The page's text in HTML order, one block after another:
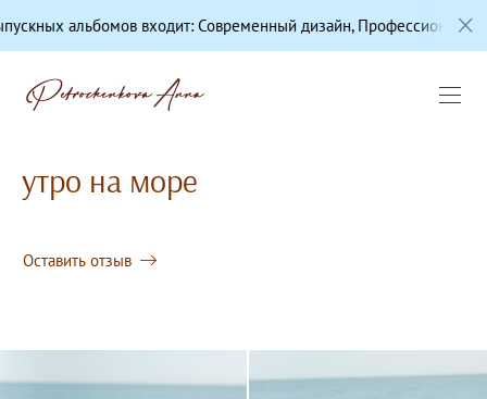
Современный дизайн, Профессиональная цветокоррекция,
утро на море
Оставить отзыв